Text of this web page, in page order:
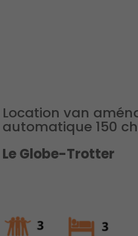
Location van
automatique 150
Le Globe-Trotter